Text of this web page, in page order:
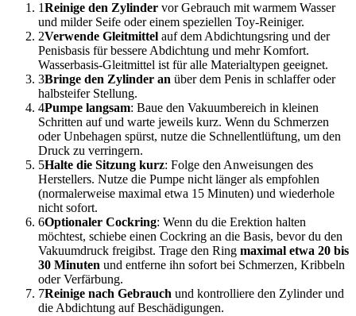
1Reinige den Zylinder vor Gebrauch mit warmem Wasser
und milder Seife oder einem speziellen Toy-Reiniger.
2Verwende Gleitmittel auf dem Abdichtungsring und der
Penisbasis für bessere Abdichtung und mehr Komfort.
Wasserbasis-Gleitmittel ist für alle Materialtypen geeignet.
3Bringe den Zylinder an über dem Penis in schlaffer oder
halbsteifer Stellung.
4Pumpe langsam: Baue den Vakuumbereich in kleinen
Schritten auf und warte jeweils kurz. Wenn du Schmerzen
oder Unbehagen spürst, nutze die Schnellentlüftung, um den
Druck zu verringern.
5Halte die Sitzung kurz: Folge den Anweisungen des
Herstellers. Nutze die Pumpe nicht länger als empfohlen
(normalerweise maximal etwa 15 Minuten) und wiederhole
nicht sofort.
6Optionaler Cockring: Wenn du die Erektion halten
möchtest, schiebe einen Cockring an die Basis, bevor du den
Vakuumdruck freigibst. Trage den Ring maximal etwa 20 bis
30 Minuten und entferne ihn sofort bei Schmerzen, Kribbeln
oder Verfärbung.
7Reinige nach Gebrauch und kontrolliere den Zylinder und
die Abdichtung auf Beschädigungen.